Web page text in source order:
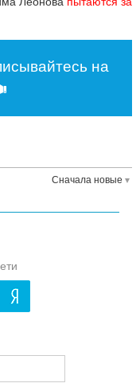
на
Сначала новые